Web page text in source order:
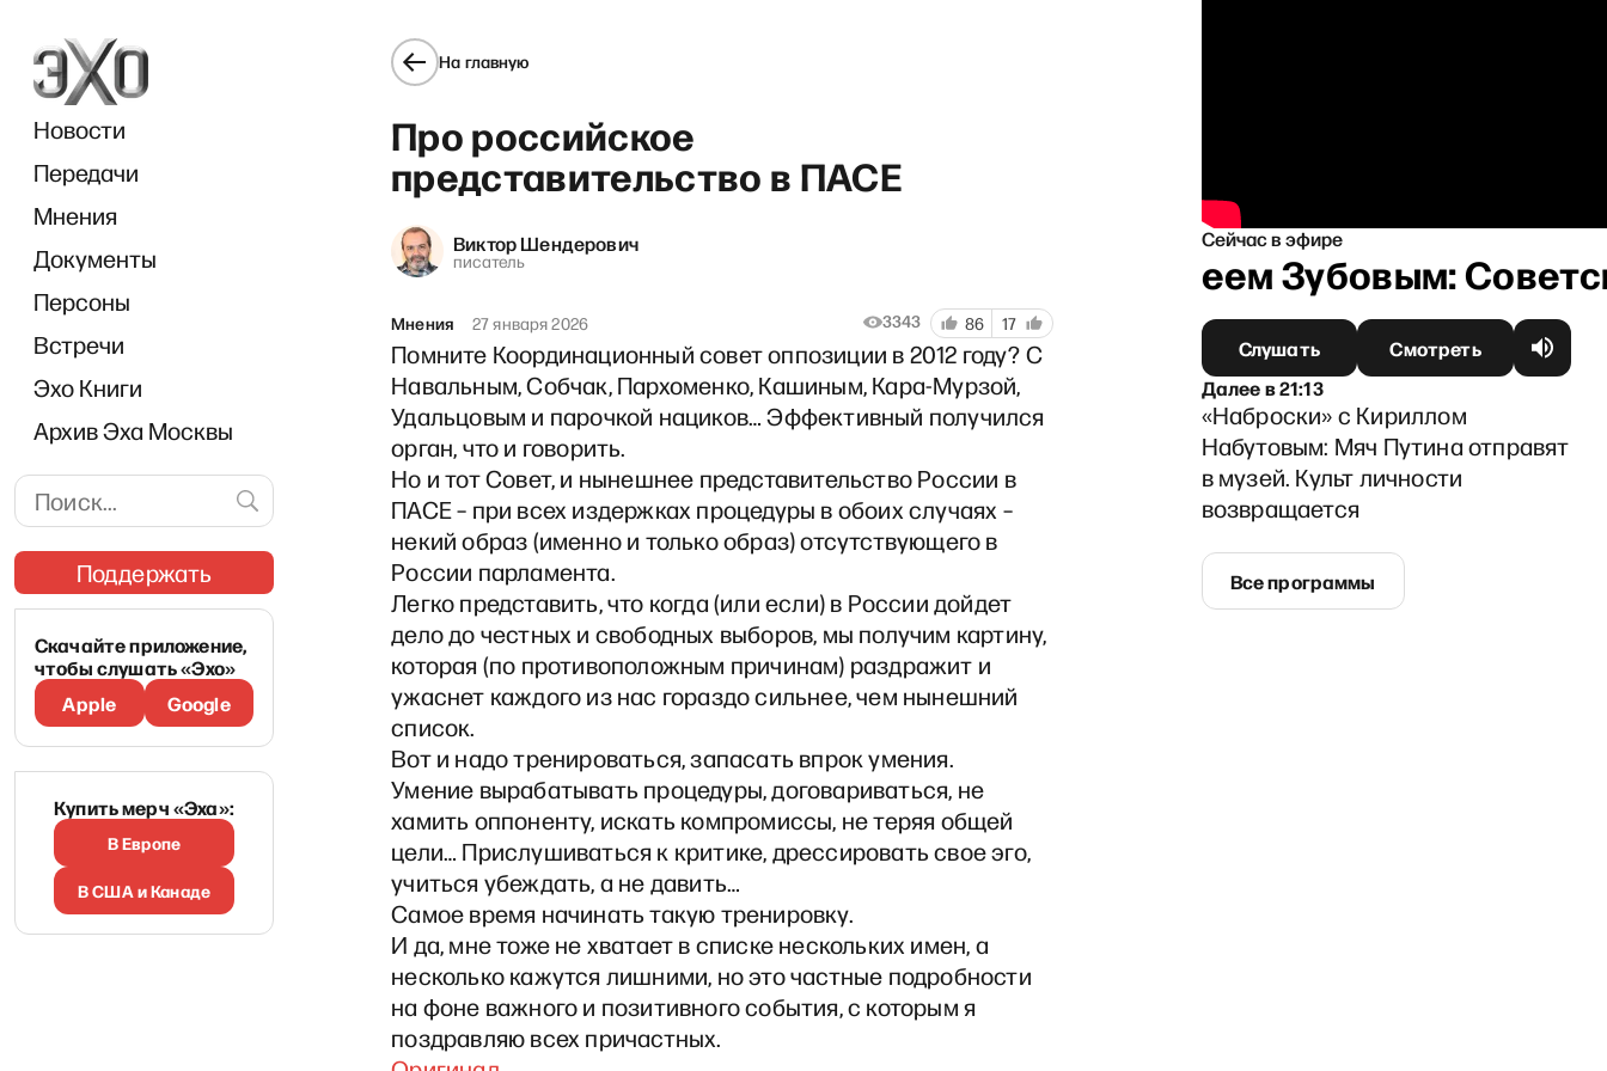
Новости
Передачи
Мнения
Документы
Персоны
Встречи
Эхо Книги
Архив Эха Москвы
Поддержать
Скачайте приложение,
чтобы слушать «Эхо»
Apple
Google
Купить мерч «Эха»:
В Европе
В США и Канаде
На главную
Про российское
представительство в ПАСЕ
Виктор Шендерович
писатель
Мнения 27 января 2026 3343 86 17
Помните Координационный совет оппозиции в 2012 году? С
Навальным, Собчак, Пархоменко, Кашиным, Кара-Мурзой,
Удальцовым и парочкой нациков… Эффективный получился
орган, что и говорить.
Но и тот Совет, и нынешнее представительство России в
ПАСЕ – при всех издержках процедуры в обоих случаях –
некий образ (именно и только образ) отсутствующего в
России парламента.
Легко представить, что когда (или если) в России дойдет
дело до честных и свободных выборов, мы получим картину,
которая (по противоположным причинам) раздражит и
ужаснет каждого из нас гораздо сильнее, чем нынешний
список.
Вот и надо тренироваться, запасать впрок умения.
Умение вырабатывать процедуры, договариваться, не
хамить оппоненту, искать компромиссы, не теряя общей
цели… Прислушиваться к критике, дрессировать свое эго,
учиться убеждать, а не давить…
Самое время начинать такую тренировку.
И да, мне тоже не хватает в списке нескольких имен, а
несколько кажутся лишними, но это частные подробности
на фоне важного и позитивного события, с которым я
поздравляю всех причастных.
Сейчас в эфире
«Новейшая история России» с Андреем Зубовым:
Слушать
Смотреть
Далеев21:13
«Наброски» с Кириллом
Набутовым: Мяч Путина отправят
в музей. Культ личности
возвращается
Все программы